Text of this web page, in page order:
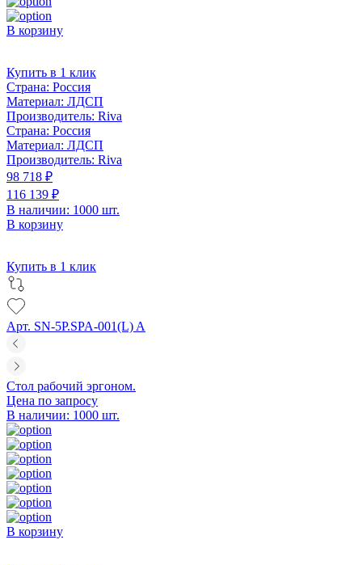
В корзину
Купить в 1 клик
Страна: Россия
Материал: ЛДСП
Производитель: Riva
Страна: Россия
Материал: ЛДСП
Производитель: Riva
98 718 ₽
116 139 ₽
В наличии: 1000 шт.
В корзину
Купить в 1 клик
Арт. SN-5P.SPA-001(L) A
Стол рабочий эргоном.
Цена по запросу
В наличии: 1000 шт.
В корзину